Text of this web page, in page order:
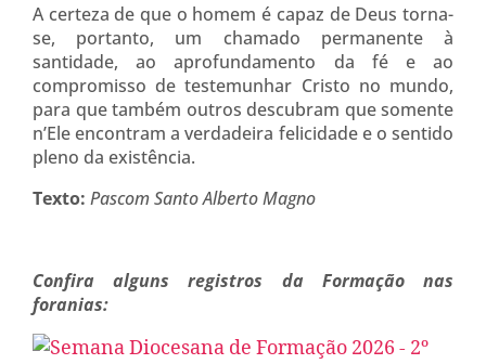
A certeza de que o homem é capaz de Deus torna-
se, portanto, um chamado permanente à
santidade, ao aprofundamento da fé e ao
compromisso de testemunhar Cristo no mundo,
para que também outros descubram que somente
n’Ele encontram a verdadeira felicidade e o sentido
pleno da existência.
Texto: Pascom Santo Alberto Magno
Confira alguns registros da Formação nas
foranias: